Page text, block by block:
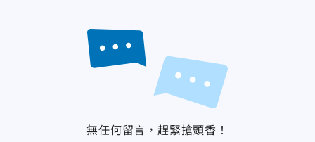
無任何留言，趕緊搶頭香！